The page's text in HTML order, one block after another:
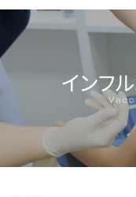
インフルエンザ予